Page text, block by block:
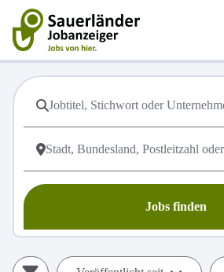
Jobs finden